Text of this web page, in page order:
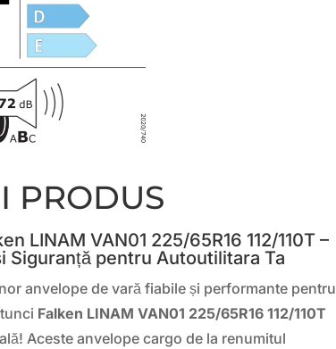
PRODUS
LINAM VAN01 225/65R16 112/110T –
Siguranță pentru Autoutilitara Ta
anvelope de vară fiabile și performante pentru
Falken LINAM VAN01 225/65R16 112/110T
Aceste anvelope cargo de la renumitul